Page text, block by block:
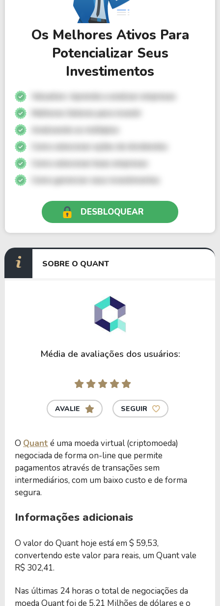
Os Melhores Ativos Para
Potencializar Seus
Investimentos
Valuation: Aprenda a analisar empresas
Melhores Setores para investir
Analisando os múltiplos
Como selecionar boas empresas
Como gerenciar seus investimentos
DESBLOQUEAR
SOBRE O QUANT
Média de avaliações dos usuários:
AVALIE SEGUIR
O Quant é uma moeda virtual (criptomoeda)
negociada de forma on-line que permite
pagamentos através de transações sem
intermediários, com um baixo custo e de forma
segura.
Informações adicionais
O valor do Quant hoje está em $ 59,53,
convertendo este valor para reais, um Quant vale
R$ 302,41.
Nas últimas 24 horas o total de negociações da
moeda Quant foi de 5,21 Milhões de dólares e o